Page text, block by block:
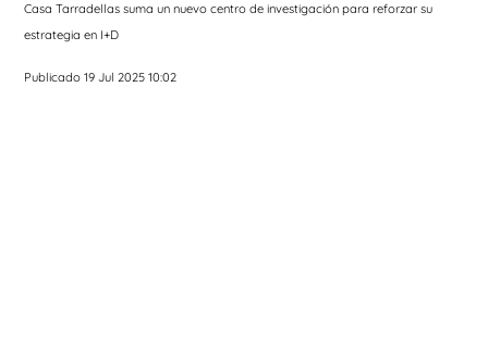
Casa Tarradellas suma un nuevo centro de investigación para reforzar su
estrategia en I+D
Publicado 19 Jul 2025 10:02